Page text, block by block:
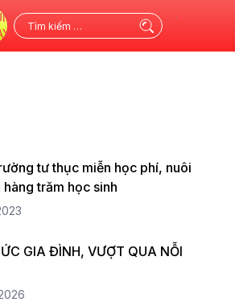
kiếm
tư thục miễn học phí, nuôi
trăm học sinh
GIA ĐÌNH, VƯỢT QUA NỖI